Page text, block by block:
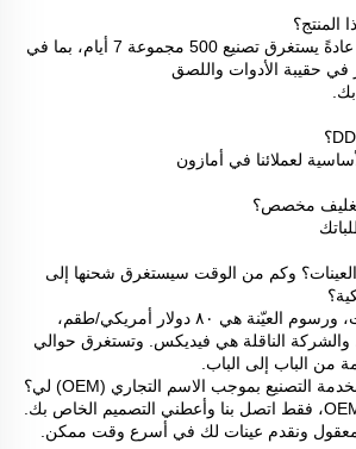
في حقيبة الأدوات واللصق
لعملائنا في أمازون
من الباب إلى الباب.
ونقدم عينات لك في أسرع وقت ممكن.